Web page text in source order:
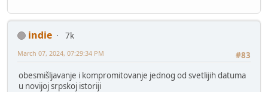
indie
7k
#83
March 07, 2024, 07:29:34 PM
obesmišljavanje i kompromitovanje jednog od svetlijih datuma
u novijoj srpskoj istoriji